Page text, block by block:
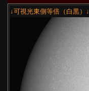
↓可視光東側等倍（白黒）↓